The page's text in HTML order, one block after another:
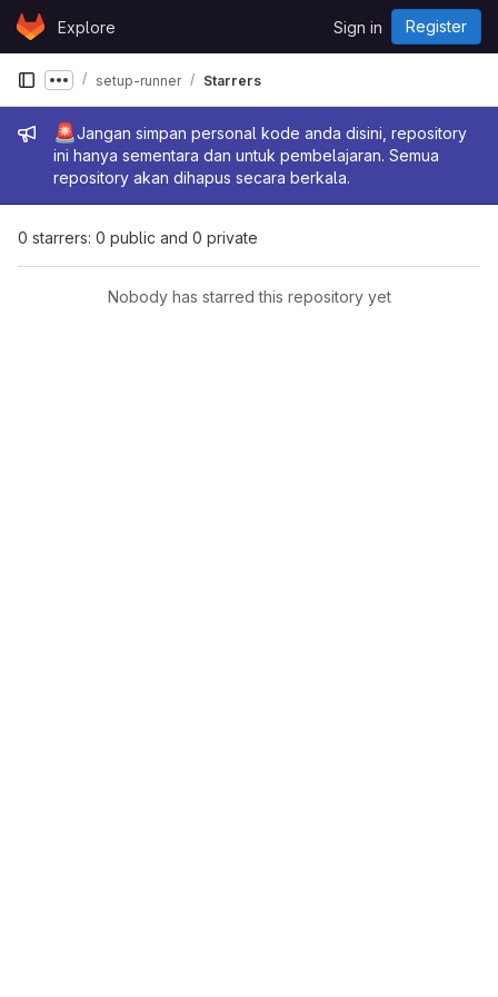
Skip to content
GitLabExplore Sign in Register
Admin message
🚨Jangan simpan personal kode anda disini, repository
ini hanya sementara dan untuk pembelajaran. Semua
repository akan dihapus secara berkala.
Show more breadcrumbs
setup-runner Starrers
0 starrers: 0 public and 0 private
Nobody has starred this repository yet